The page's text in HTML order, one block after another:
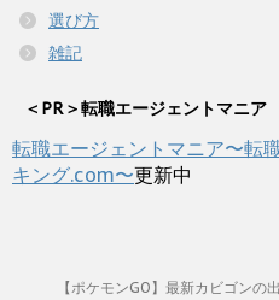
選び方
雑記
＜PR＞転職エージェントマニア
転職エージェントマニア〜転
キング.com〜更新中
【ポケモンGO】最新カビゴンの